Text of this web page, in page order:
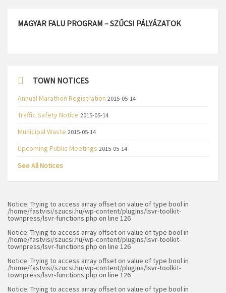
MAGYAR FALU PROGRAM – SZŰCSI PÁLYÁZATOK
TOWN NOTICES
Annual Marathon Registration 2015-05-14
Traffic Safety Notice 2015-05-14
Municipal Waste 2015-05-14
Upcoming Public Meetings 2015-05-14
See All Notices
Notice: Trying to access array offset on value of type bool in
/home/fastvisi/szucsi.hu/wp-content/plugins/lsvr-toolkit-
townpress/lsvr-functions.php on line 126
Notice: Trying to access array offset on value of type bool in
/home/fastvisi/szucsi.hu/wp-content/plugins/lsvr-toolkit-
townpress/lsvr-functions.php on line 126
Notice: Trying to access array offset on value of type bool in
/home/fastvisi/szucsi.hu/wp-content/plugins/lsvr-toolkit-
townpress/lsvr-functions.php on line 126
Notice: Trying to access array offset on value of type bool in